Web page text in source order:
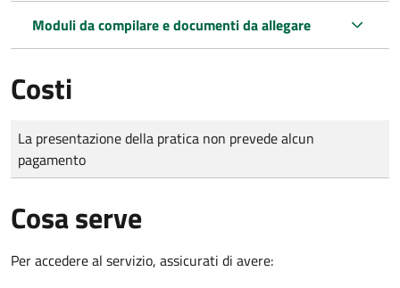
Moduli da compilare e documenti da allegare
Costi
Tipo di pagamento
Importo
La presentazione della pratica non prevede alcun
pagamento
Cosa serve
Per accedere al servizio, assicurati di avere: